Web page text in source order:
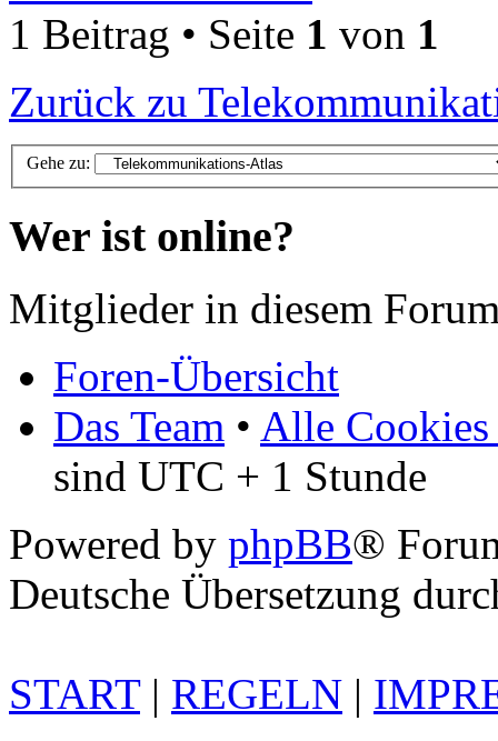
1 Beitrag • Seite 1 von 1
Zurück zu
Gehe zu:
Wer ist online?
Mitglieder in diesem
Foren-Übersicht
Das Team • Alle Cookies
sind UTC + 1 Stunde
Powered by phpBB®
Deutsche Übersetzung
START| REGELN |